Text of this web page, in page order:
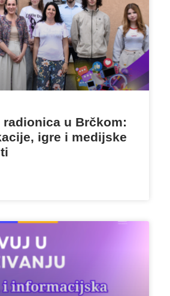
radionica u Brčkom:
igre i medijske